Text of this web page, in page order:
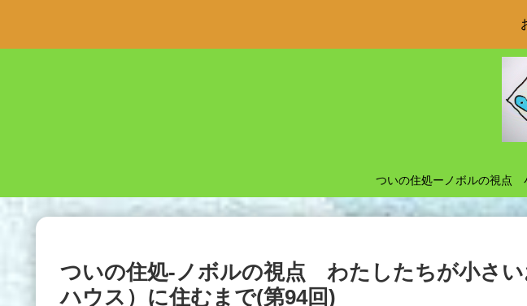
ついの住処ーノボルの視点
ついの住処-ノボルの視点 わたしたちが小さ
ハウス）に住むまで(第94回)